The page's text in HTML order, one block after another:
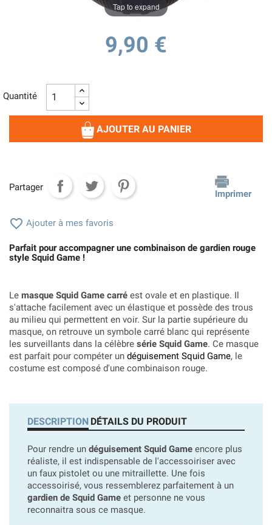
Tap to expand
9,90 €
Quantité
AJOUTER AU PANIER
Partager
Imprimer
 Ajouter à mes favoris
Parfait pour accompagner une combinaison de gardien rouge
style Squid Game !
Le masque Squid Game carré est ovale et en plastique. Il
s'attache facilement avec un élastique et possède des trous
au milieu qui permettent en voir. Sur la partie supérieure du
masque, on retrouve un symbole carré blanc qui représente
les surveillants dans la célèbre série Squid Game. Ce masque
est parfait pour compéter un déguisement Squid Game, le
costume est composé d'une combinaison rouge.
DESCRIPTION DÉTAILS DU PRODUIT
Pour rendre un déguisement Squid Game encore plus
réaliste, il est indispensable de l'accessoiriser avec
un faux pistolet ou une mitraillette. Une fois
accessoirisé, vous ressemblerez parfaitement à un
gardien de Squid Game et personne ne vous
reconnaitra sous ce masque.